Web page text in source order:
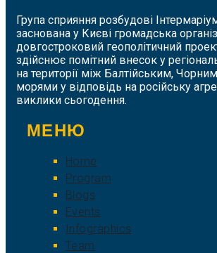
Група сприяння розбудові
заснована у Києві громадська
довгостроковий геополітичний
здійснює помітний внесок у
на території між Балтійським,
морями у відповідь на російську
виклики сьогодення.
МЕНЮ
Home
Program
Blogs
Events
Infographics
Team